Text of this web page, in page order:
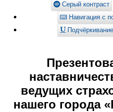
Серый контраст
Навигация с
ведущих
нашего города